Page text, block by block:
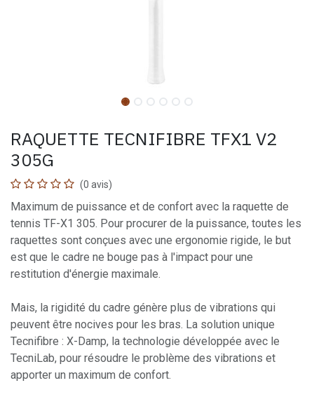
RAQUETTE TECNIFIBRE TFX1 V2
305G
(0 avis)
Maximum de puissance et de confort avec la raquette de
tennis TF-X1 305. Pour procurer de la puissance, toutes les
raquettes sont conçues avec une ergonomie rigide, le but
est que le cadre ne bouge pas à l'impact pour une
restitution d'énergie maximale.
Mais, la rigidité du cadre génère plus de vibrations qui
peuvent être nocives pour les bras. La solution unique
Tecnifibre : X-Damp, la technologie développée avec le
TecniLab, pour résoudre le problème des vibrations et
apporter un maximum de confort.